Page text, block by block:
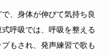
、身体が伸びて気持ち良
呼吸では、呼吸を整える
もされ、発声練習で歌も